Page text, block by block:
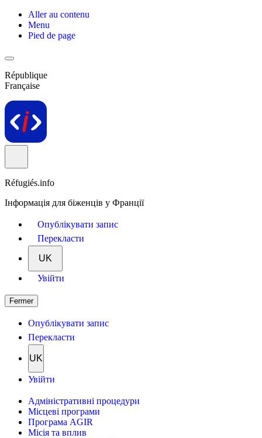
Aller au contenu
Menu
Pied de page
République
Française
Réfugiés.info
Інформація для біженців у Франції
Опублікувати запис
Перекласти
UK
Увійти
Fermer
Опублікувати запис
Перекласти
UK
Увійти
Адміністративні процедури
Місцеві програми
Програма AGIR
Місія та вплив